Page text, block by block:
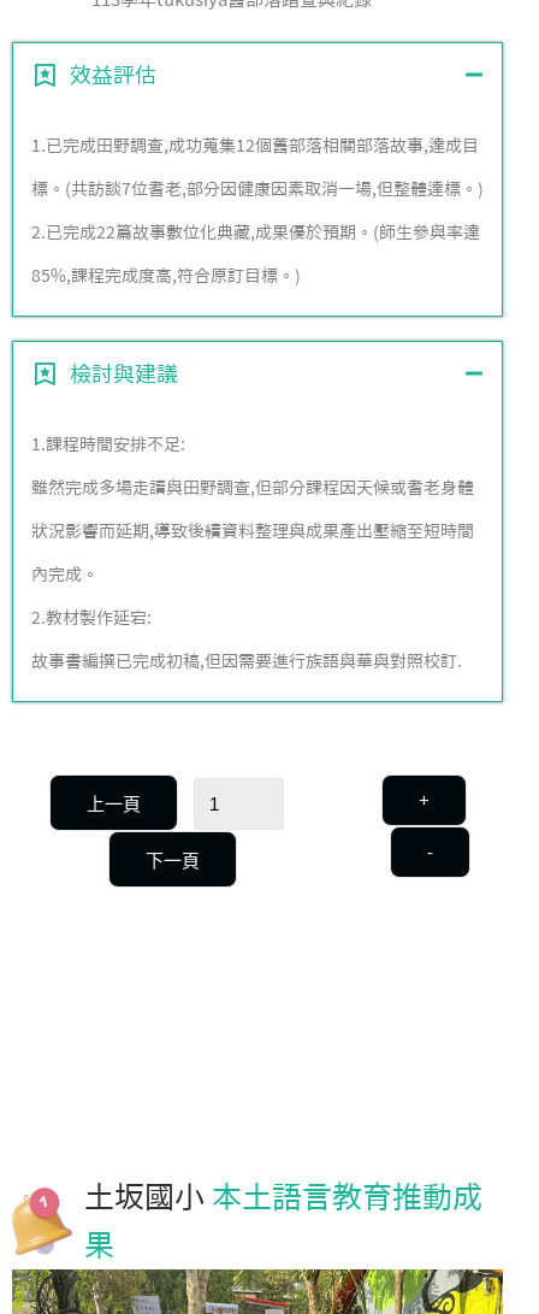
效益評估
1.已完成田野調查,成功蒐集12個舊部落相關部落故事,達成目
標。(共訪談7位耆老,部分因健康因素取消一場,但整體達標。)
2.已完成22篇故事數位化典藏,成果優於預期。(師生參與率達
85%,課程完成度高,符合原訂目標。)
檢討與建議
1.課程時間安排不足:
雖然完成多場走讀與田野調查,但部分課程因天候或耆老身體
狀況影響而延期,導致後續資料整理與成果產出壓縮至短時間
內完成。
2.教材製作延宕:
故事書編撰已完成初稿,但因需要進行族語與華與對照校訂.
上一頁
下一頁
+
-
土坂國小 本土語言教育推動成
果